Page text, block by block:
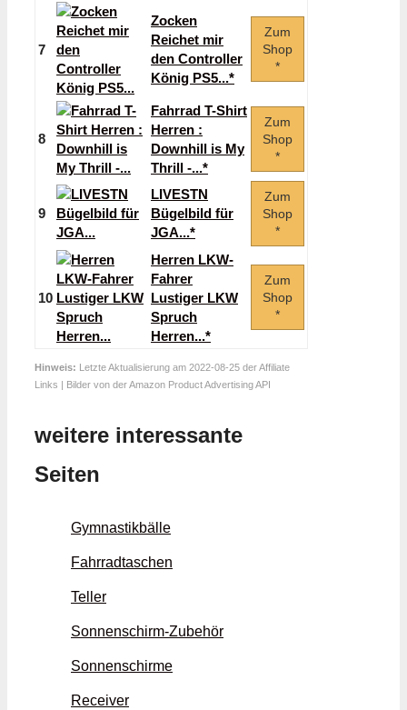
7
Zocken
Reichet mir
den Controller
König PS5...*
Zum
Shop
*
8
Fahrrad T-Shirt
Herren :
Downhill is My
Thrill -...*
Zum
Shop
*
9
LIVESTN
Bügelbild für
JGA...*
Zum
Shop
*
10
Herren LKW-
Fahrer
Lustiger LKW
Spruch
Herren...*
Zum
Shop
*
Hinweis: Letzte Aktualisierung am 2022-08-25 der Affiliate
Links | Bilder von der Amazon Product Advertising API
weitere interessante
Seiten
Gymnastikbälle
Fahrradtaschen
Teller
Sonnenschirm-Zubehör
Sonnenschirme
Receiver